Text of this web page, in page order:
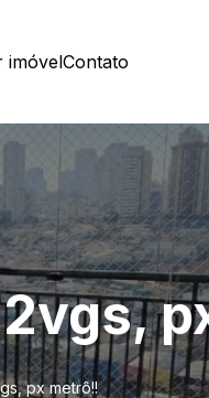
imóvelContato
px metrô!!